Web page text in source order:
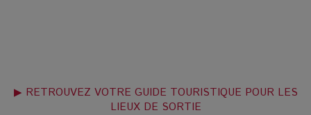
▶ RETROUVEZ VOTRE GUIDE TOURISTIQUE POUR LES
LIEUX DE SORTIE